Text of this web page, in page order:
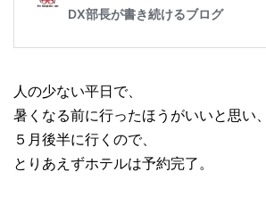
人の少ない平日で、
暑くなる前に行ったほうがいいと思い、
５月後半に行くので、
とりあえずホテルは予約完了。